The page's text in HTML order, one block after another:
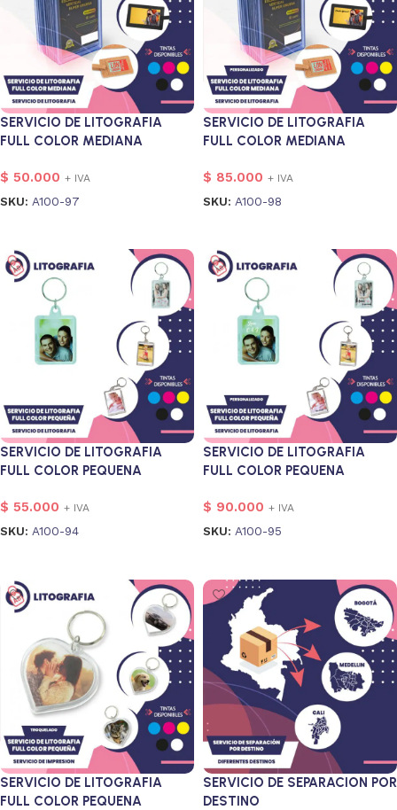
SERVICIO DE LITOGRAFIA
FULL COLOR MEDIANA
$ 50.000 + IVA
SKU: A100-97
SERVICIO DE LITOGRAFIA
FULL COLOR MEDIANA
$ 85.000 + IVA
SKU: A100-98
SERVICIO DE LITOGRAFIA
FULL COLOR PEQUENA
$ 55.000 + IVA
SKU: A100-94
SERVICIO DE LITOGRAFIA
FULL COLOR PEQUENA
$ 90.000 + IVA
SKU: A100-95
SERVICIO DE LITOGRAFIA
FULL COLOR PEQUENA
SERVICIO DE SEPARACION POR
DESTINO